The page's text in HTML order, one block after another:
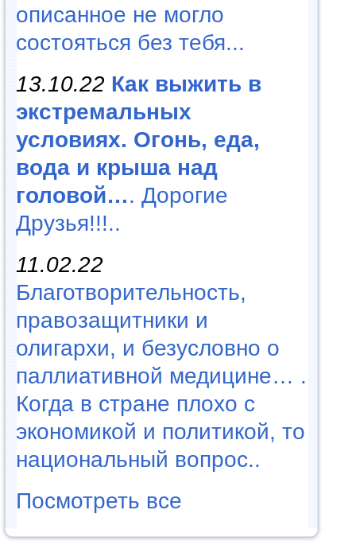
описанное не могло
состояться без тебя...
13.10.22 Как выжить в
экстремальных
условиях. Огонь, еда,
вода и крыша над
головой…. Дорогие
Друзья!!!..
11.02.22
Благотворительность,
правозащитники и
олигархи, и безусловно о
паллиативной медицине… .
Когда в стране плохо с
экономикой и политикой, то
национальный вопрос..
Посмотреть все